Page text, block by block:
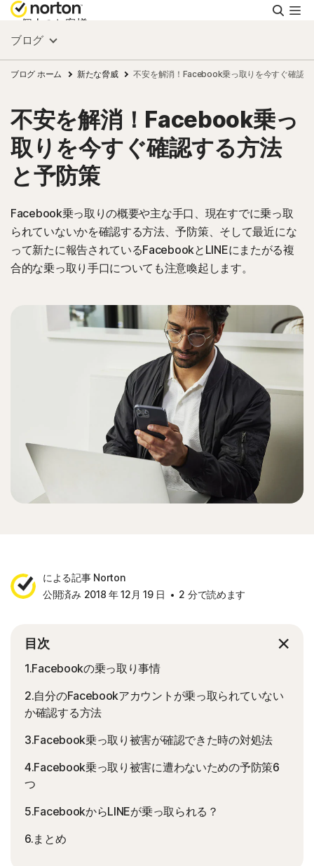
検
索
個人のお客様
スモールビジネス
リソース
サポート
無料体験
日本
ブログ
ブログ ホーム 新たな脅威 不安を解消！Facebook乗っ取りを今すぐ確認
不安を解消！Facebook乗っ
取りを今すぐ確認する方法
と予防策
Facebook乗っ取りの概要や主な手口、現在すでに乗っ取
られていないかを確認する方法、予防策、そして最近にな
って新たに報告されているFacebookとLINEにまたがる複
合的な乗っ取り手口についても注意喚起します。
による記事 Norton
公開済み 2018 年 12月 19 日
2 分で読めます
目次
1.Facebookの乗っ取り事情
2.自分のFacebookアカウントが乗っ取られていない
か確認する方法
3.Facebook乗っ取り被害が確認できた時の対処法
4.Facebook乗っ取り被害に遭わないための予防策6
つ
5.FacebookからLINEが乗っ取られる？
6.まとめ